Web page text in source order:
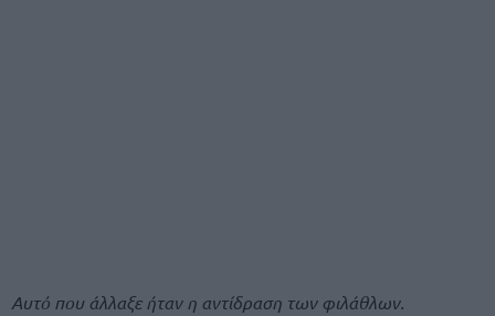
Αυτό που άλλαξε ήταν η αντίδραση των φιλάθλων.